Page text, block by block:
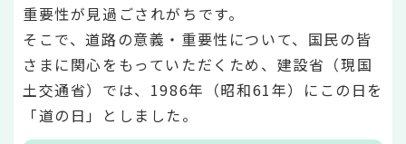
重要性が見過ごされがちです。
そこで、道路の意義・重要性について、国民の皆
さまに関心をもっていただくため、建設省（現国
土交通省）では、1986年（昭和61年）にこの日を
「道の日」としました。